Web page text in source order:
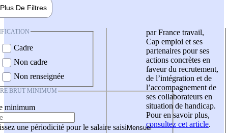
Plus De Filtres
Cadre
Non cadre
Non renseignée
BRUT MINIMUM
minimum
une périodicité pour le salaire saisi
par France travail,
Cap emploi et ses
partenaires pour ses
actions concrètes en
faveur du recrutement,
de l’intégration et de
l’accompagnement de
ses collaborateurs en
situation de handicap.
Pour en savoir plus,
consultez cet article.